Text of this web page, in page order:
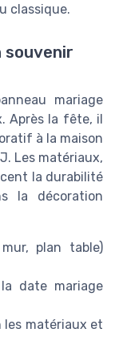
classique.
souvenir
mariage
Après la fête, il
à la maison
Les matériaux,
la durabilité
la décoration
plan table)
date mariage
les matériaux et